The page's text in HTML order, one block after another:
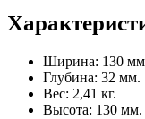
Ширина: 130
Глубина: 32 мм.
Вес: 2,41 кг.
Высота: 130 мм.